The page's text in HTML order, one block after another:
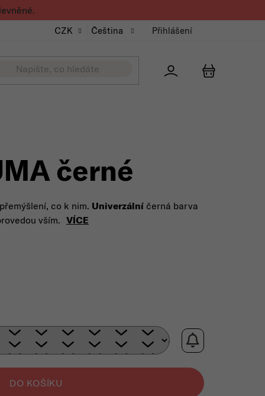
CZK Čeština Přihlášení
černé
co k nim. Univerzální černá barva
vším. VÍCE
DO KOŠÍKU